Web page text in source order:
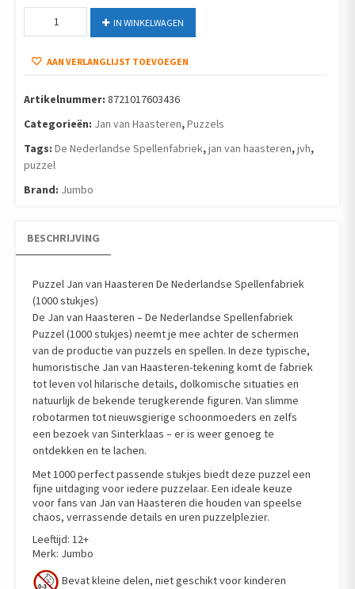
Haasteren
Nederlandse
(1000
stukjes)
aantal
IN WINKELWAGEN
AAN VERLANGLIJST TOEVOEGEN
Artikelnummer: 8721017603436
Categorieën: Jan van Haasteren,Puzzels
Tags: De Nederlandse Spellenfabriek,jan van haasteren,jvh,
puzzel
Brand: Jumbo
BESCHRIJVING
Puzzel Jan van Haasteren De Nederlandse Spellenfabriek
(1000 stukjes)
De Jan van Haasteren – De Nederlandse Spellenfabriek
Puzzel (1000 stukjes) neemt je mee achter de schermen
van de productie van puzzels en spellen. In deze typische,
humoristische Jan van Haasteren-tekening komt de fabriek
tot leven vol hilarische details, dolkomische situaties en
natuurlijk de bekende terugkerende figuren. Van slimme
robotarmen tot nieuwsgierige schoonmoeders en zelfs
een bezoek van Sinterklaas – er is weer genoeg te
ontdekken en te lachen.
Met 1000 perfect passende stukjes biedt deze puzzel een
fijne uitdaging voor iedere puzzelaar. Een ideale keuze
voor fans van Jan van Haasteren die houden van speelse
chaos, verrassende details en uren puzzelplezier.
Leeftijd: 12+
Merk: Jumbo
Bevat kleine delen, niet geschikt voor kinderen